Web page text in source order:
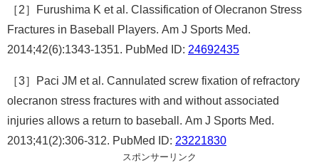
［2］Furushima K et al. Classification of Olecranon Stress
Fractures in Baseball Players. Am J Sports Med.
2014;42(6):1343-1351. PubMed ID: 24692435
［3］Paci JM et al. Cannulated screw fixation of refractory
olecranon stress fractures with and without associated
injuries allows a return to baseball. Am J Sports Med.
2013;41(2):306-312. PubMed ID: 23221830
スポンサーリンク